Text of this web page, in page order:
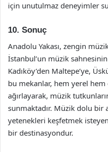
için unutulmaz deneyimler
10. Sonuç
Anadolu Yakası, zengin
İstanbul’un müzik
Kadıköy’den Maltepe’ye,
bu mekanlar, hem yerel hem
ağırlayarak, müzik
sunmaktadır. Müzik dolu bir
yetenekleri keşfetmek
bir destinasyondur.